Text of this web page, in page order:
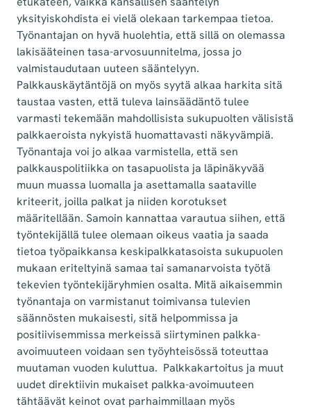
yksityiskohdista ei vielä olekaan tarkempaa tietoa.
Työnantajan on hyvä huolehtia, että sillä on olemassa
lakisääteinen tasa-arvosuunnitelma, jossa jo
valmistaudutaan uuteen sääntelyyn.
Palkkauskäytäntöjä on myös syytä alkaa harkita sitä
taustaa vasten, että tuleva lainsäädäntö tulee
varmasti tekemään mahdollisista sukupuolten välisistä
palkkaeroista nykyistä huomattavasti näkyvämpiä.
Työnantaja voi jo alkaa varmistella, että sen
palkkauspolitiikka on tasapuolista ja läpinäkyvää
muun muassa luomalla ja asettamalla saataville
kriteerit, joilla palkat ja niiden korotukset
määritellään. Samoin kannattaa varautua siihen, että
työntekijällä tulee olemaan oikeus vaatia ja saada
tietoa työpaikkansa keskipalkkatasoista sukupuolen
mukaan eriteltyinä samaa tai samanarvoista työtä
tekevien työntekijäryhmien osalta. Mitä aikaisemmin
työnantaja on varmistanut toimivansa tulevien
säännösten mukaisesti, sitä helpommissa ja
positiivisemmissa merkeissä siirtyminen palkka-
avoimuuteen voidaan sen työyhteisössä toteuttaa
muutaman vuoden kuluttua. Palkkakartoitus ja muut
uudet direktiivin mukaiset palkka-avoimuuteen
tähtäävät keinot ovat parhaimmillaan myös